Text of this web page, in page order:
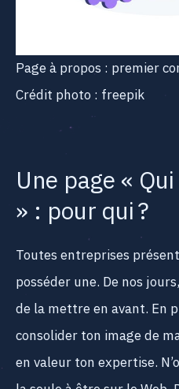
Page à propos : premier
Crédit photo : freepik
Une page «
» : pour qui ?
Toutes entreprises
posséder une. De nos
de la mettre en avant. En
consolider ton image de
en valeur ton expertise.